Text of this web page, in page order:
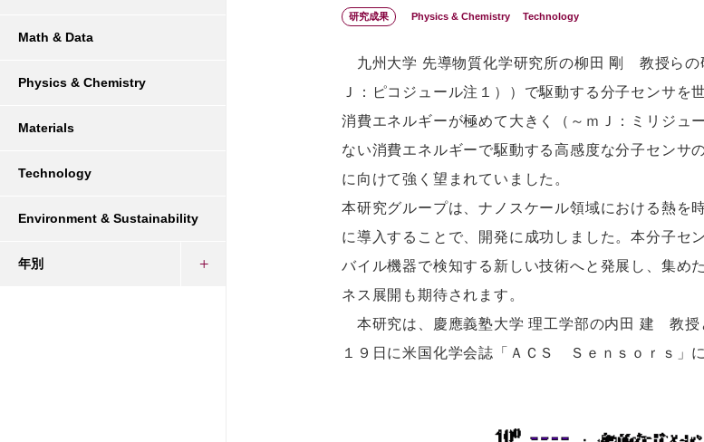
研究成果 Physics & Chemistry Technology
九州大学 先導物質化学研究所の柳田 剛 教授らの
Ｊ：ピコジュール注１））で駆動する分子センサ
消費エネルギーが極めて大きく（～ｍＪ：ミリジュ
ない消費エネルギーで駆動する高感度な分子センサ
に向けて強く望まれていました。
本研究グループは、ナノスケール領域における熱を
に導入することで、開発に成功しました。本分子セ
バイル機器で検知する新しい技術へと発展し、集め
ネス展開も期待されます。
本研究は、慶應義塾大学 理工学部の内田 建 教授
１９日に米国化学会誌「ＡＣＳ Ｓｅｎｓｏｒｓ」
Math & Data
Physics & Chemistry
Materials
Technology
Environment & Sustainability
年別